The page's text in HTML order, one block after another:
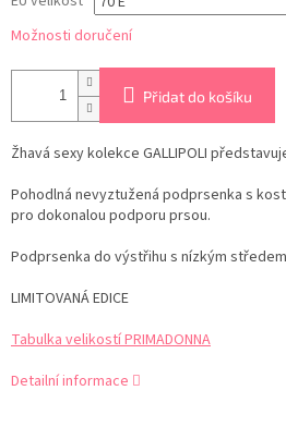
Možnosti doručení
Přidat do košíku
Žhavá sexy kolekce GALLIPOLI
Pohodlná nevyztužená podprsenka s
pro dokonalou podporu prsou.
Podprsenka do výstřihu s nízkým
LIMITOVANÁ EDICE
Tabulka velikostí PRIMADONNA
Detailní informace